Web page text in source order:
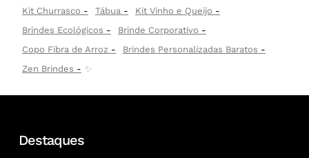
Kit Churrasco
Tábua
Kit Vinho e Queijo
Brindes Ecológicos
Brinde Corporativo
Copo Fibra de Arroz
Brindes Personalizadas Baratos
Zen Brindes
✨
Destaques